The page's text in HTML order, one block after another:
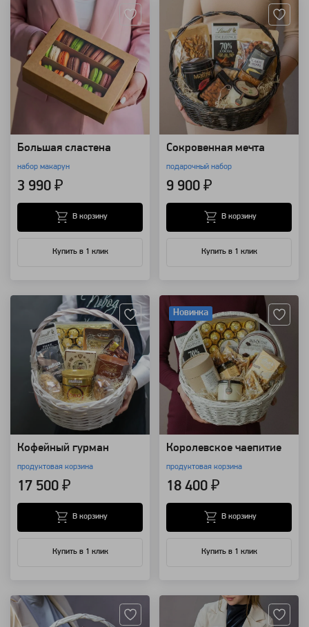
Большая сластена
набор макарун
3 990 ₽
Купить в 1 клик
В корзину
Сокровенная мечта
подарочный набор
9 900 ₽
Купить в 1 клик
В корзину
Кофейный гурман
продуктовая корзина
17 500 ₽
Купить в 1 клик
В корзину
Новинка
Королевское чаепитие
продуктовая корзина
18 400 ₽
Купить в 1 клик
В корзину